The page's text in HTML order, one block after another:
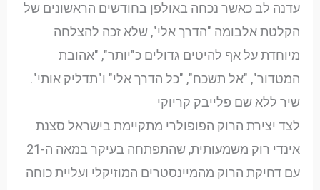
עדנה לב כאשר נכחה באולפן בחודשים הראשונים של
הקלטת אלבומה "הדרך אלי", שלא זכה להצלחה
מיוחדת על אף להיטים גדולים כ"יותר", "אהובת
המטדור", "אל תשכח", "כל הדרך אלי" ו"תדליק אותי".
שיר ללא שם פלייבק קריוקי
לצד יצירת הרוק הפופולרי מתקיימת בישראל סצנת
אינדי רוק משמעותית, שהתפתחה בעיקר במאה ה-21
עם דחיקת הרוק מהמיינסטרים המוזיקלי ועליית כוחה